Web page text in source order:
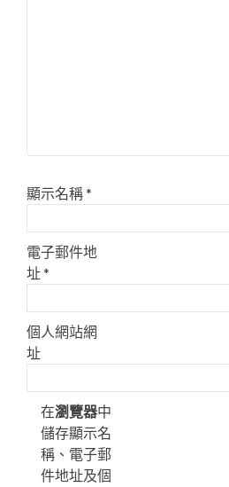
顯示名稱*
電子郵件地
址*
個人網站網
址
在瀏覽器中
儲存顯示名
稱、電子郵
件地址及個